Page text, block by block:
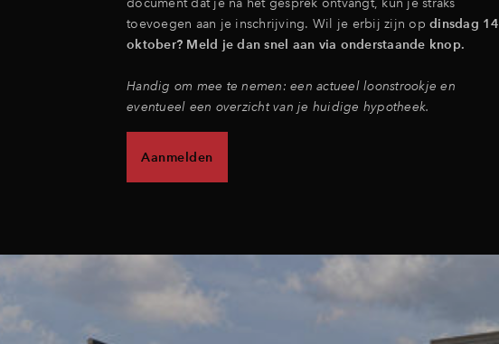
toevoegen aan je inschrijving. Wil je erbij zijn op dinsdag 14
oktober? Meld je dan snel aan via onderstaande knop.
Handig om mee te nemen: een actueel loonstrookje en
eventueel een overzicht van je huidige hypotheek.
Aanmelden